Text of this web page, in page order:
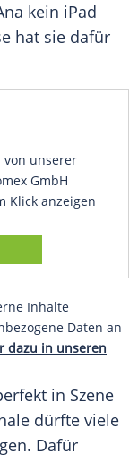
kein iPad
hat sie dafür
von unserer
GmbH
Klick anzeigen
Inhalte
Daten an
dazu in unseren
in Szene
dürfte viele
Dafür